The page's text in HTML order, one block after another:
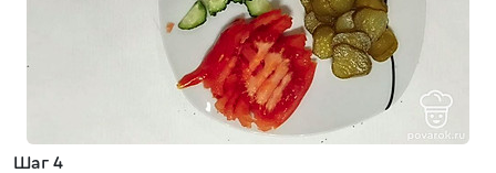
Шаг 4